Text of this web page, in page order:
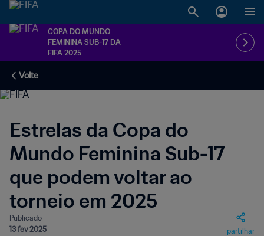
COPA DO MUNDO
FEMININA SUB-17 DA
FIFA 2025
Volte
Estrelas da Copa do
Mundo Feminina Sub-17
que podem voltar ao
torneio em 2025
Publicado
13 fev 2025
partilhar